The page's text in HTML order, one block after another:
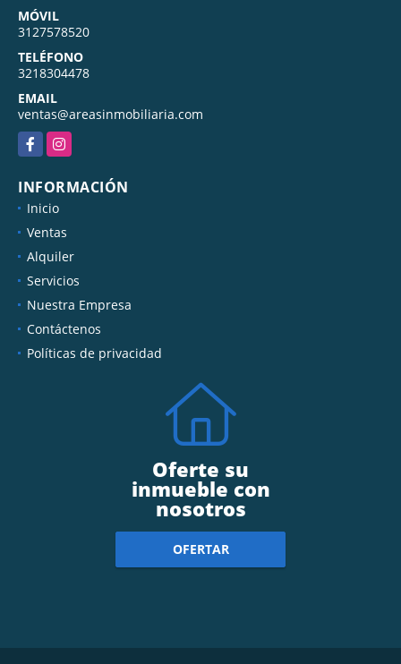
MÓVIL
3127578520
TELÉFONO
3218304478
EMAIL
ventas@areasinmobiliaria.com
FacebookInstagram
INFORMACIÓN
Inicio
Ventas
Alquiler
Servicios
Nuestra Empresa
Contáctenos
Políticas de privacidad
Oferte su
inmueble con
nosotros
OFERTAR